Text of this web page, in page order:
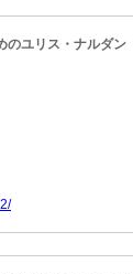
ユリス・ナルダ